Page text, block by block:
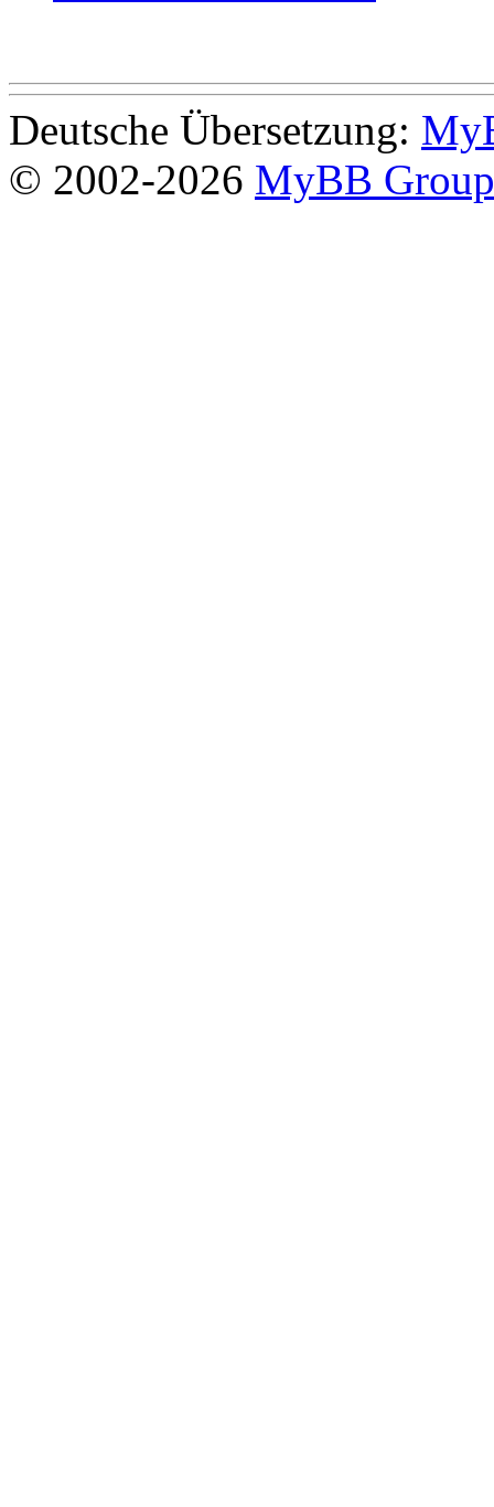
Deutsche Übersetzung:
© 2002-2026 MyBB Group